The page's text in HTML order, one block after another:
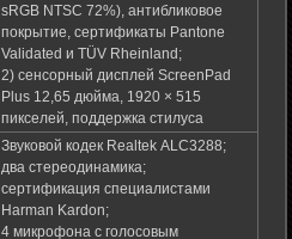
sRGB NTSC 72%), антибликовое
покрытие, сертификаты Pantone
Validated и TÜV Rheinland;
2) сенсорный дисплей ScreenPad
Plus 12,65 дюйма, 1920 × 515
пикселей, поддержка стилуса
Звуковой кодек Realtek ALC3288;
два стереодинамика;
сертификация специалистами
Harman Kardon;
4 микрофона с голосовым